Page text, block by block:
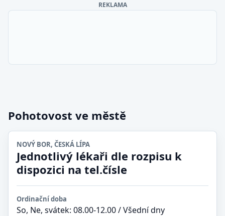
REKLAMA
Pohotovost ve městě
NOVÝ BOR, ČESKÁ LÍPA
Jednotlivý lékaři dle rozpisu k
dispozici na tel.čísle
Ordinační doba
So, Ne, svátek: 08.00-12.00 / Všední dny